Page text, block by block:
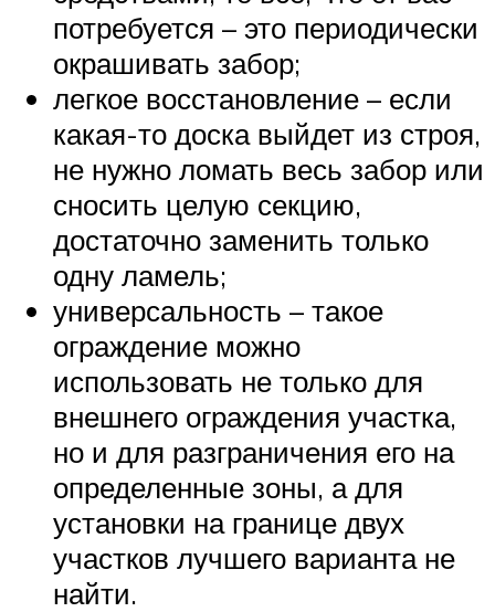
потребуется – это периодически
окрашивать забор;
легкое восстановление – если
какая-то доска выйдет из строя,
не нужно ломать весь забор или
сносить целую секцию,
достаточно заменить только
одну ламель;
универсальность – такое
ограждение можно
использовать не только для
внешнего ограждения участка,
но и для разграничения его на
определенные зоны, а для
установки на границе двух
участков лучшего варианта не
найти.